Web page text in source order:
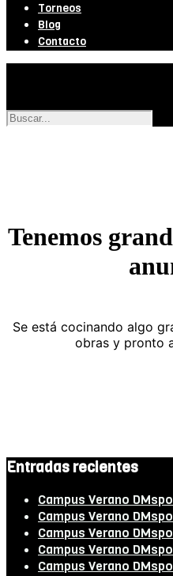
Torneos
Blog
Contacto
Tenemos
Se está cocinando algo
obras y pronto
Entradas recientes
Campus Verano
Campus Verano
Campus Verano
Campus Verano
Campus Verano